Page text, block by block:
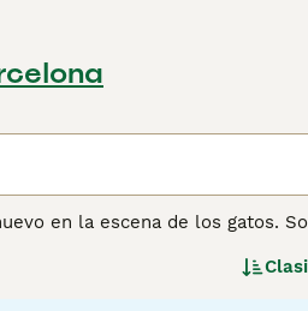
en la escena de los gatos.
el Ocicat y el Abisinio. Son